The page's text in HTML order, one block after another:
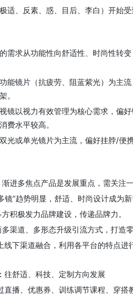
适、反素、惑、目后、李白）开始
需求从功能性向舒适性、时尚性转
能镜片（抗疲劳、阻蓝紫光）为主
。
镜以视力有效管理为核心需求，偏
费水平较高。
光或单光镜片为主流，偏好挂脖/便
进多焦点产品是发展重点，需关注
镜”趋势明显，舒适、时尚设计成为
方积极发力品牌建设，传递品牌力。
渠道、多形态升级引流方式，打造
线下渠道融合，利用各平台的特点进
往舒适、科技、定制方向发展
直播、优惠券、训练调节课程、穿搭